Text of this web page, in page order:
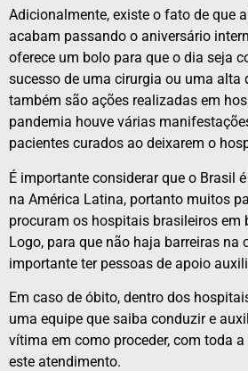
Adicionalmente, existe o fato de que
acabam passando o aniversário
oferece um bolo para que o dia seja
sucesso de uma cirurgia ou uma alta
também são ações realizadas em
pandemia houve várias
pacientes curados ao deixarem o
É importante considerar que o Brasil
na América Latina, portanto muitos
procuram os hospitais brasileiros em
Logo, para que não haja barreiras na
importante ter pessoas de apoio
Em caso de óbito, dentro dos
uma equipe que saiba conduzir e
vítima em como proceder, com toda
este atendimento.